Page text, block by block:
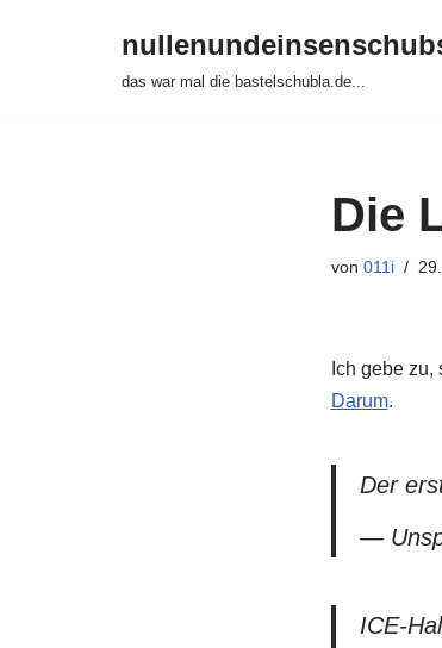
das war mal die bastelschubla.de...
Die
von 011i
Ich gebe
Darum.
Der
—
ICE-